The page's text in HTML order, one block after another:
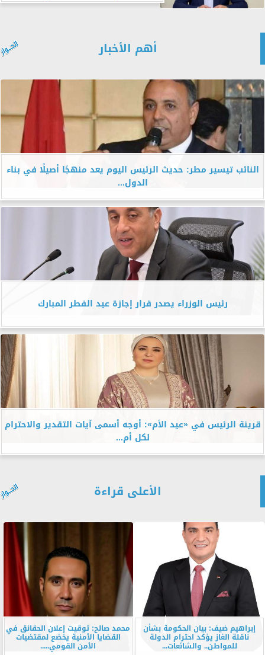
أهم الأخبار
النائب تيسير مطر: حديث الرئيس اليوم يعد منهجًا أصيلًا في بناء
الدول...
رئيس الوزراء يصدر قرار إجازة عيد الفطر المبارك
قرينة الرئيس في «عيد الأم»: أوجه أسمى آيات التقدير والاحترام
لكل أم...
الأعلى قراءة
إبراهيم ضيف: بيان الحكومة بشأن
ناقلة الغاز يؤكد احترام الدولة
للمواطن.. والشائعات...
محمد صالح: توقيت إعلان الحقائق في
القضايا الأمنية يخضع لمقتضيات
الأمن القومي.....